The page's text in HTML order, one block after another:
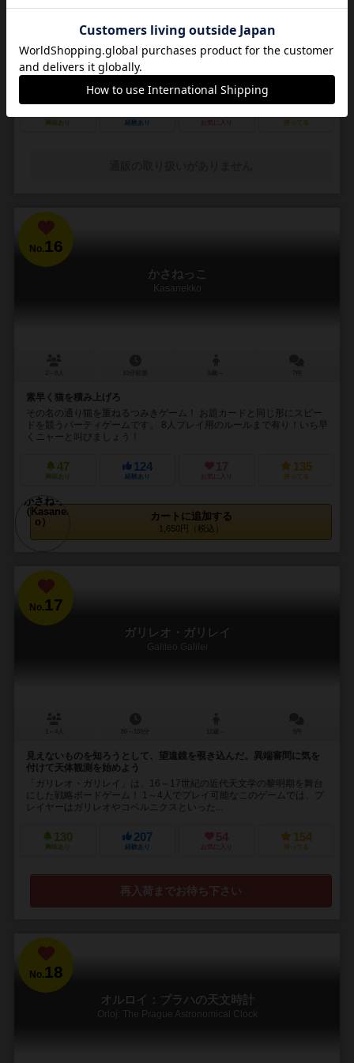
12歳～
興味あり 経験あり お気に入り 持ってる
No. 16
かさねっこ
Kasanekko
素早く猫を積み上げろ
その名の通り猫を重ねるつみきゲーム！ お題カードと同じ形にスピー
ドを競うパーティゲームです。 8人プレイ用のルールまで有り！いち早
くニャーと叫びましょう！
47
興味あり
124
経験あり
17
お気に入り
135
持ってる
カートに追加する
1,650円（税込）
No.17
ガリレオ・ガリレイ
Galileo Galilei
見えないものを知ろうとして、望遠鏡を覗き込んだ。異端審問に気を
付けて天体観測を始めよう
「ガリレオ・ガリレイ」は、16～17世紀の近代天文学の黎明期を舞台
にした戦略ボードゲーム！ 1～4人でプレイ可能なこのゲームでは、プ
レイヤーはガリレオやコペルニクスといった...
130
興味あり
207
経験あり
54
お気に入り
154
持ってる
再入荷までお待ち下さい
No.18
オルロイ：プラハの天文時計
Orloj: The Prague Astronomical Clock